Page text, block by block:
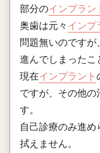
部分のインプラン
奥歯は元々 インプ
問題無いのです
進んでしまったこ
現在インプラント
ですが、その他の
す。
自己診療のみ進
拭えません。